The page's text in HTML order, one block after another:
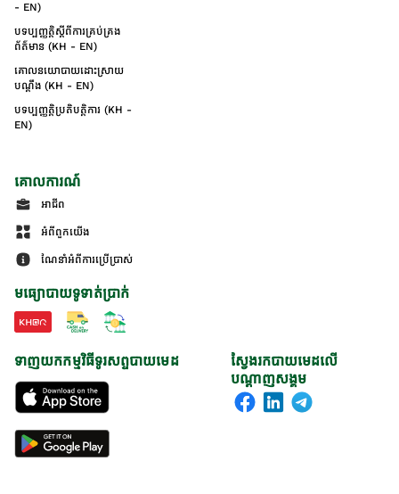
- EN)
បទប្បញ្ញត្តិស្តីពីការគ្រប់គ្រង
ព័ត៌មាន (KH - EN)
គោលនយោបាយដោះស្រាយ
បណ្ដឹង (KH - EN)
បទប្បញ្ញត្តិប្រតិបត្តិការ (KH -
EN)
គោលការណ៍
អាជីព
អំពីពួកយើង
ណែនាំអំពីការប្រើប្រាស់
មធ្យោបាយទូទាត់ប្រាក់
ស្វែងរកបាយមេដលើ
បណ្តាញសង្គម
ទាញយកកម្មវិធីទូរសព្ទបាយមេដ